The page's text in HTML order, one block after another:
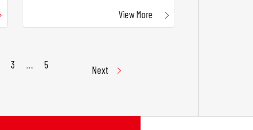
View More
3 5 Next